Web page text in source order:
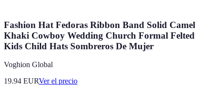
Fashion Hat Fedoras Ribbon Band Solid Camel
Khaki Cowboy Wedding Church Formal Felted
Kids Child Hats Sombreros De Mujer
Voghion Global
19.94 EURVer el precio